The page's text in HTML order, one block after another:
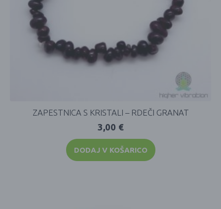
ZAPESTNICA S KRISTALI – RDEČI GRANAT
3,00 €
DODAJ V KOŠARICO